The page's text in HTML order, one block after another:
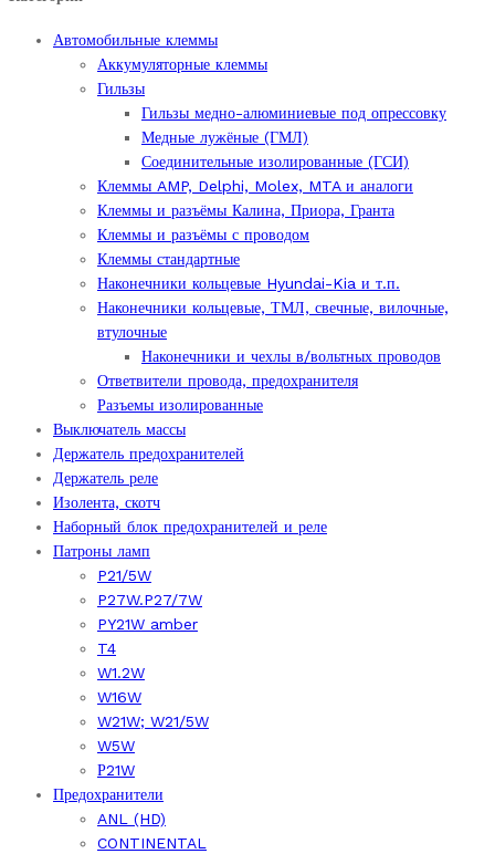
Автомобильные клеммы
Аккумуляторные клеммы
Гильзы
Гильзы медно-алюминиевые под опрессовку
Медные лужёные (ГМЛ)
Соединительные изолированные (ГСИ)
Клеммы AMP, Delphi, Molex, MTA и аналоги
Клеммы и разъёмы Калина, Приора, Гранта
Клеммы и разъёмы с проводом
Клеммы стандартные
Наконечники кольцевые Hyundai-Kia и т.п.
Наконечники кольцевые, ТМЛ, свечные, вилочные,
втулочные
Наконечники и чехлы в/вольтных проводов
Ответвители провода, предохранителя
Разъемы изолированные
Выключатель массы
Держатель предохранителей
Держатель реле
Изолента, скотч
Наборный блок предохранителей и реле
Патроны ламп
P21/5W
P27W.P27/7W
PY21W amber
T4
W1.2W
W16W
W21W; W21/5W
W5W
Р21W
Предохранители
ANL (HD)
CONTINENTAL